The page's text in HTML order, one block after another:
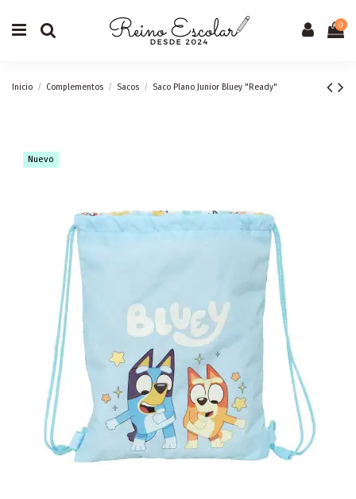
0
Inicio Complementos Sacos Saco Plano Junior Bluey "Ready"
Nuevo